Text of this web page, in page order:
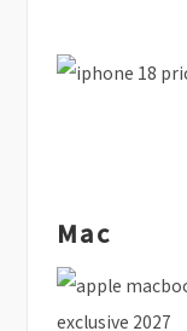
Mac